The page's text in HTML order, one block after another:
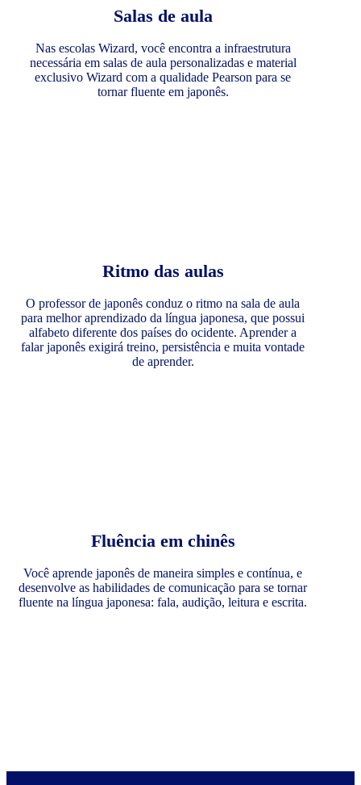
Salas de aula
Nas escolas Wizard, você encontra a infraestrutura
necessária em salas de aula personalizadas e material
exclusivo Wizard com a qualidade Pearson para se
tornar fluente em japonês.
Ritmo das aulas
O professor de japonês conduz o ritmo na sala de aula
para melhor aprendizado da língua japonesa, que possui
alfabeto diferente dos países do ocidente. Aprender a
falar japonês exigirá treino, persistência e muita vontade
de aprender.
Fluência em chinês
Você aprende japonês de maneira simples e contínua, e
desenvolve as habilidades de comunicação para se tornar
fluente na língua japonesa: fala, audição, leitura e escrita.